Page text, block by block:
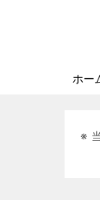
ホー
※